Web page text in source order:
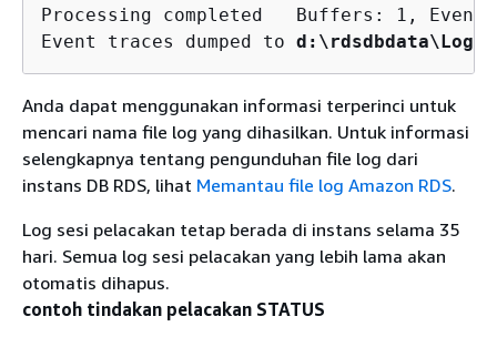
Processing completed   Buffers: 1,
Event traces dumped to
Anda dapat menggunakan informasi terperinci untuk
mencari nama file log yang dihasilkan. Untuk informasi
selengkapnya tentang pengunduhan file log dari
instans DB RDS, lihat Memantau file log Amazon RDS.
Log sesi pelacakan tetap berada di instans selama 35
hari. Semua log sesi pelacakan yang lebih lama akan
otomatis dihapus.
contoh tindakan pelacakan STATUS